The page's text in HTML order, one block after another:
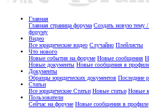
Главная
Главная страница форума Создать новую тему /
форуму
Видео
Все юридические видео Случайно Плейлисты
Что нового
Новые события на форуме Новые сообщения
Новые документы Новые сообщения в профиле
Документы
Образцы юридических документов Последние
Статьи
Все юридические Статьи Новые статьи Новые
Пользователи
Сейчас на форуме Новые сообщения в профиле